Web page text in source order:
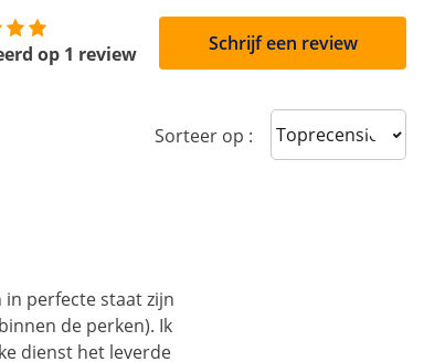
op 1 review Schrijf een review
Sorteer op : Sort reviews
in perfecte staat zijn
de perken). Ik
dienst het leverde